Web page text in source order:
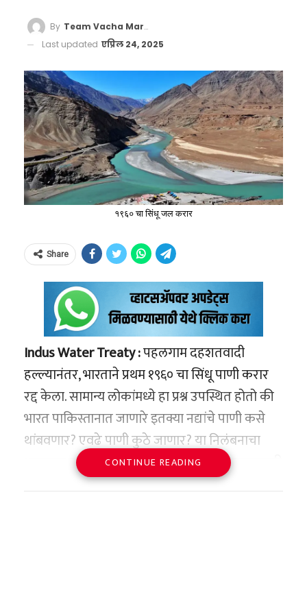
By Team Vacha Marathi
Last updated एप्रिल 24, 2025
१९६० चा सिंधू जल करार
Share
Indus Water Treaty :पहलगाम दहशतवादी
हल्ल्यानंतर, भारताने प्रथम १९६० चा सिंधू पाणी करार
रद्द केला. सामान्य लोकांमध्ये हा प्रश्न उपस्थित होतो की
भारत पाकिस्तानात जाणारे इतक्या नद्यांचे पाणी कसे
थांबवणार? एवढे पाणी कुठे जाणार? या निलंबनाचा
भारताला कसा फायदा होईल? भारताने या प्रकल्पासाठी
आधीच तयारी केली आहे. याबद्दल क्वचितच कोणाला
CONTINUE READING